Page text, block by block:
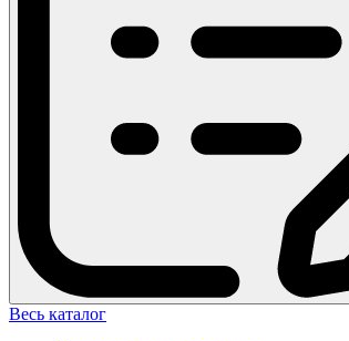
Весь каталог